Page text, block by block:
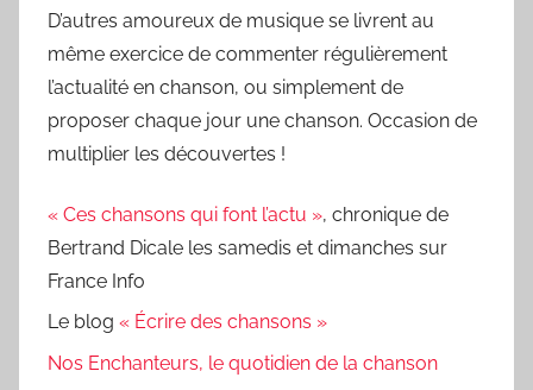
D’autres amoureux de musique se livrent au
même exercice de commenter régulièrement
l’actualité en chanson, ou simplement de
proposer chaque jour une chanson. Occasion de
multiplier les découvertes !
« Ces chansons qui font l’actu », chronique de
Bertrand Dicale les samedis et dimanches sur
France Info
Le blog « Écrire des chansons »
Nos Enchanteurs, le quotidien de la chanson